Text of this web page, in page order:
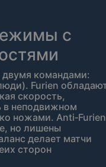
с
командами:
Furien
скорость,
неподвижном
ножами. Anti‑Furien
но лишены
делает матчи
сторон